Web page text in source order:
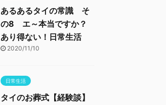
あるあるタイの常識 そ
の8 エ～本当ですか？
あり得ない！日常生活
2020/11/10
日常生活
タイのお葬式【経験談】